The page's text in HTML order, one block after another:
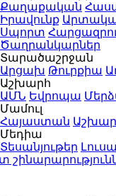
Քաղաքական
Իրավունք
Սպորտ
Ծաղրանկարներ
Տարածաշրջան
Արցախ Թուրքիա
Աշխարհ
ԱՄՆ Եվրոպա
Մամուլ
Հայաստան
Մեդիա
Տեսանյութեր